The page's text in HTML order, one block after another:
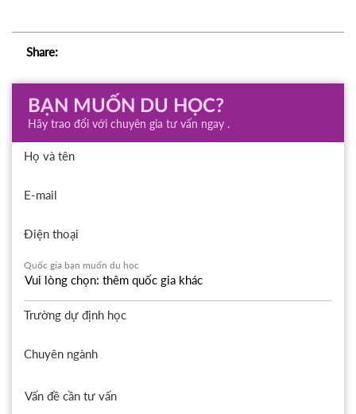
Share:
BẠN MUỐN DU HỌC?
Hãy trao đổi với chuyên gia tư vấn ngay .
Họ và tên
E-mail
Điện thoại
Quốc gia bạn muốn du học
Trường dự định học
Chuyên ngành